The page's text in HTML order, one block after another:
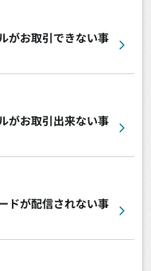
がお取引できない事
がお取引出来ない事
ドが配信されない事